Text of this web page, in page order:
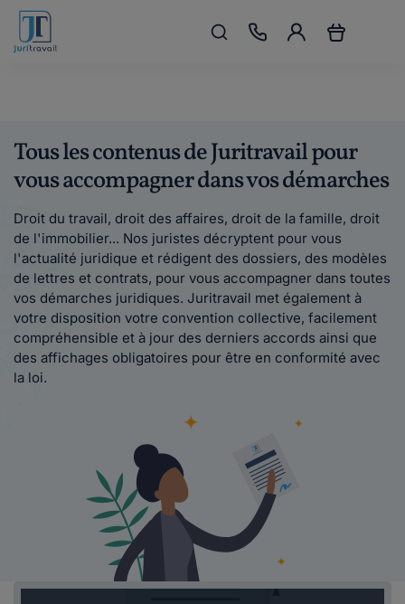
Tous les contenus de Juritravail pour
vous accompagner dans vos démarches
Droit du travail, droit des affaires, droit de la famille, droit
de l'immobilier... Nos juristes décryptent pour vous
l'actualité juridique et rédigent des dossiers, des modèles
de lettres et contrats, pour vous accompagner dans toutes
vos démarches juridiques. Juritravail met également à
votre disposition votre convention collective, facilement
compréhensible et à jour des derniers accords ainsi que
des affichages obligatoires pour être en conformité avec
la loi.